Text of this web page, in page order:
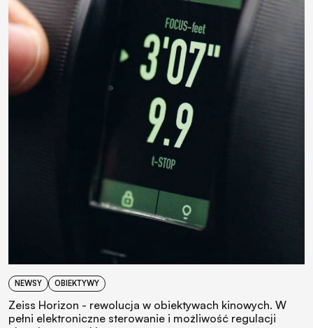
NEWSY OBIEKTYWY
Zeiss Horizon - rewolucja w obiektywach kinowych. W
pełni elektroniczne sterowanie i możliwość regulacji